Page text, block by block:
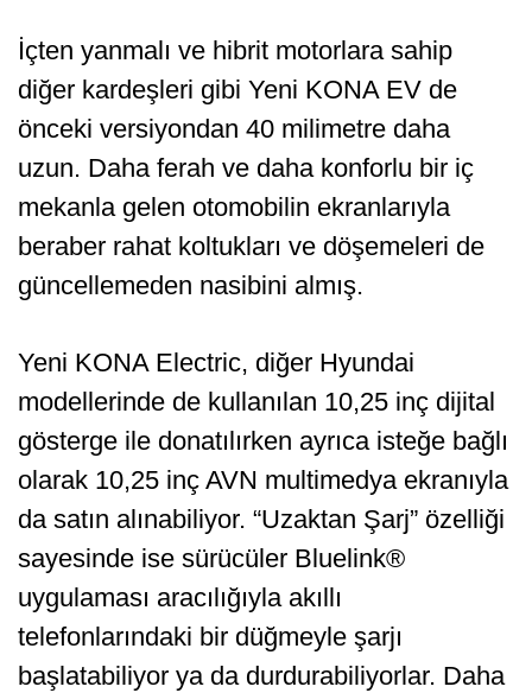
İçten yanmalı ve hibrit motorlara sahip
diğer kardeşleri gibi Yeni KONA EV de
önceki versiyondan 40 milimetre daha
uzun. Daha ferah ve daha konforlu bir iç
mekanla gelen otomobilin ekranlarıyla
beraber rahat koltukları ve döşemeleri de
güncellemeden nasibini almış.
Yeni KONA Electric, diğer Hyundai
modellerinde de kullanılan 10,25 inç dijital
gösterge ile donatılırken ayrıca isteğe bağlı
olarak 10,25 inç AVN multimedya ekranıyla
da satın alınabiliyor. “Uzaktan Şarj” özelliği
sayesinde ise sürücüler Bluelink®
uygulaması aracılığıyla akıllı
telefonlarındaki bir düğmeyle şarjı
başlatabiliyor ya da durdurabiliyorlar. Daha